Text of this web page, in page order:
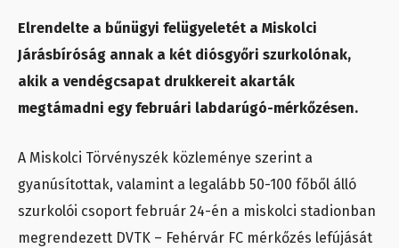
Elrendelte a bűnügyi felügyeletét a Miskolci
Járásbíróság annak a két diósgyőri szurkolónak,
akik a vendégcsapat drukkereit akarták
megtámadni egy februári labdarúgó-mérkőzésen.
A Miskolci Törvényszék közleménye szerint a
gyanúsítottak, valamint a legalább 50-100 főből álló
szurkolói csoport február 24-én a miskolci stadionban
megrendezett DVTK – Fehérvár FC mérkőzés lefújását